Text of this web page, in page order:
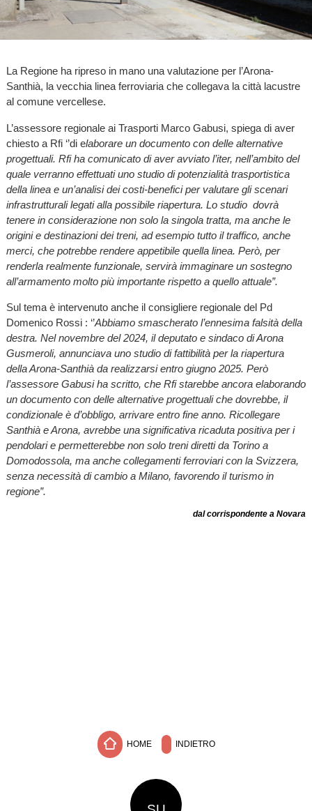
La Regione ha ripreso in mano una valutazione per l’Arona-
Santhià, la vecchia linea ferroviaria che collegava la città lacustre
al comune vercellese.
L’assessore regionale ai Trasporti Marco Gabusi, spiega di aver
chiesto a Rfi ‘’di elaborare un documento con delle alternative
progettuali. Rfi ha comunicato di aver avviato l’iter, nell’ambito del
quale verranno effettuati uno studio di potenzialità trasportistica
della linea e un’analisi dei costi-benefici per valutare gli scenari
infrastrutturali legati alla possibile riapertura. Lo studio dovrà
tenere in considerazione non solo la singola tratta, ma anche le
origini e destinazioni dei treni, ad esempio tutto il traffico, anche
merci, che potrebbe rendere appetibile quella linea. Però, per
renderla realmente funzionale, servirà immaginare un sostegno
all’armamento molto più importante rispetto a quello attuale”.
Sul tema è intervenuto anche il consigliere regionale del Pd
Domenico Rossi : ‘’Abbiamo smascherato l’ennesima falsità della
destra. Nel novembre del 2024, il deputato e sindaco di Arona
Gusmeroli, annunciava uno studio di fattibilità per la riapertura
della Arona-Santhià da realizzarsi entro giugno 2025. Però
l’assessore Gabusi ha scritto, che Rfi starebbe ancora elaborando
un documento con delle alternative progettuali che dovrebbe, il
condizionale è d’obbligo, arrivare entro fine anno. Ricollegare
Santhià e Arona, avrebbe una significativa ricaduta positiva per i
pendolari e permetterebbe non solo treni diretti da Torino a
Domodossola, ma anche collegamenti ferroviari con la Svizzera,
senza necessità di cambio a Milano, favorendo il turismo in
regione”.
dal corrispondente a Novara
HOME INDIETRO